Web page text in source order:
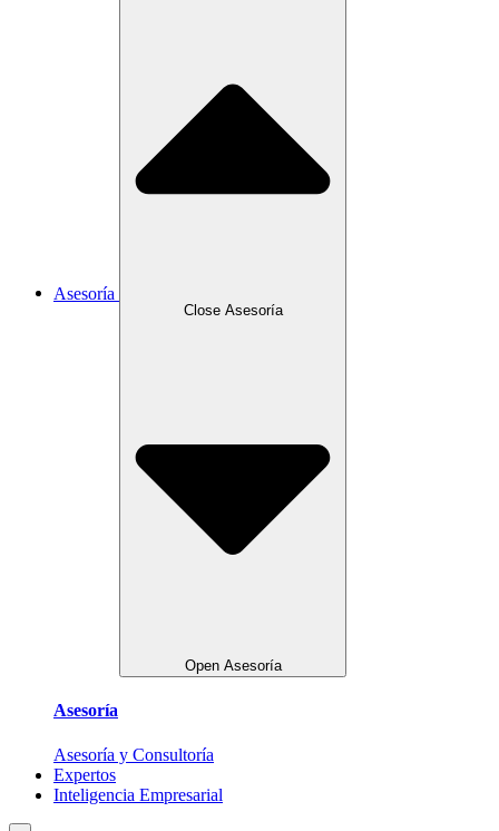
Asesoría
Close Asesoría
Open Asesoría
Asesoría
Asesoría y Consultoría
Expertos
Inteligencia Empresarial